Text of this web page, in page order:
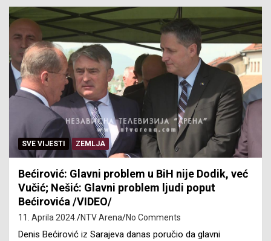
SVE VIJESTI ZEMLJA
Bećirović: Glavni problem u BiH nije Dodik, već
Vučić; Nešić: Glavni problem ljudi poput
Bećirovića /VIDEO/
11. Aprila 2024. NTV Arena No Comments
Denis Bećirović iz Sarajeva danas poručio da glavni